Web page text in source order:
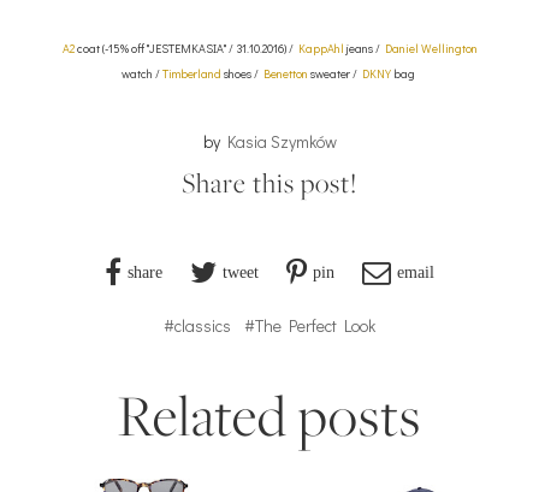
A2coat (-15% off "JESTEMKASIA" / 31.10.2016) / KappAhl jeans / Daniel Wellington
watch /Timberland shoes / Benetton sweater / DKNY bag
by Kasia Szymków
Share this post!
share tweet pin email
#classics #The Perfect Look
Related posts